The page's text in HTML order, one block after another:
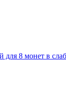
для 8 монет в